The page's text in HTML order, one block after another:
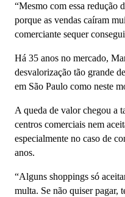
“Mesmo com essa redução
porque as vendas caíram
comerciante sequer
Há 35 anos no mercado,
desvalorização tão grande
em São Paulo como neste
A queda de valor chegou a
centros comerciais nem
especialmente no caso de
anos.
“Alguns shoppings só
multa. Se não quiser pagar,